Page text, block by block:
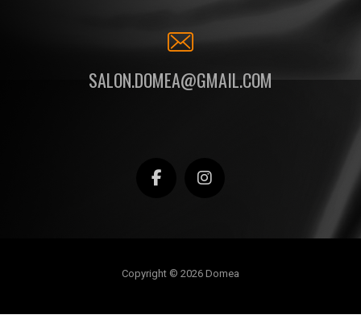
SALON.DOMEA@GMAIL.COM
Copyright © 2026 Domea